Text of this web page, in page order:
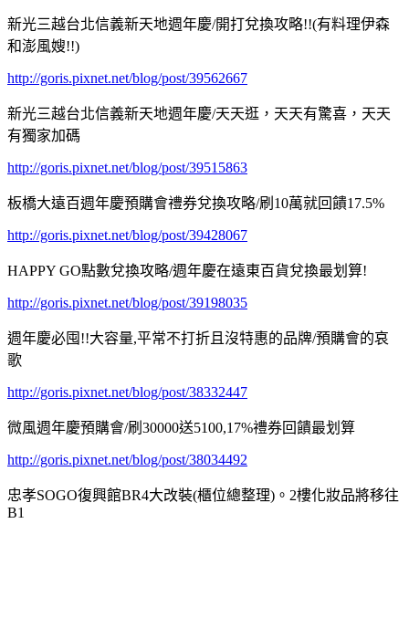
新光三越台北信義新天地週年慶/開打兌換攻略!!(有料理伊森
和澎風嫂!!)
http://goris.pixnet.net/blog/post/39562667
新光三越台北信義新天地週年慶/天天逛，天天有驚喜，天天
有獨家加碼
http://goris.pixnet.net/blog/post/39515863
板橋大遠百週年慶預購會禮券兌換攻略/刷10萬就回饋17.5%
http://goris.pixnet.net/blog/post/39428067
HAPPY GO點數兌換攻略/週年慶在遠東百貨兌換最划算!
http://goris.pixnet.net/blog/post/39198035
週年慶必囤!!大容量,平常不打折且沒特惠的品牌/預購會的哀
歌
http://goris.pixnet.net/blog/post/38332447
微風週年慶預購會/刷30000送5100,17%禮券回饋最划算
http://goris.pixnet.net/blog/post/38034492
忠孝SOGO復興館BR4大改裝(櫃位總整理)。2樓化妝品將移往
B1